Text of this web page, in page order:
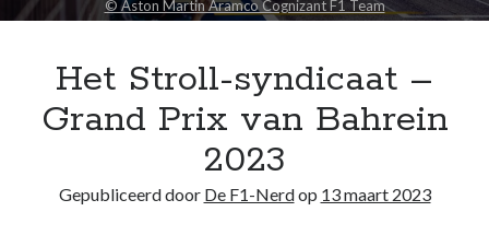
© Aston Martin Aramco Cognizant F1 Team
Het Stroll-syndicaat –
Grand Prix van Bahrein
2023
Gepubliceerd door De F1-Nerdop 13 maart 2023